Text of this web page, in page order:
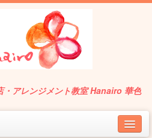
・アレンジメント教室 Hanairo 華色